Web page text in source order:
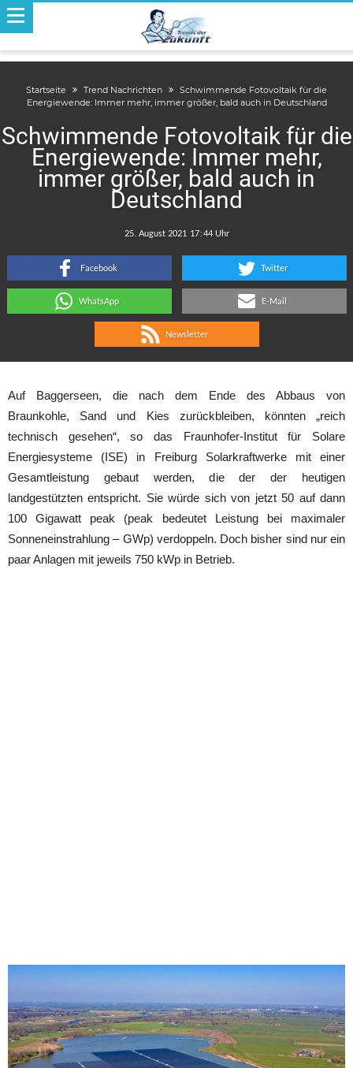
Startseite Trend Nachrichten
Schwimmende Fotovoltaik für die
Energiewende: Immer mehr, immer größer, bald auch in Deutschland
Schwimmende Fotovoltaik für die
Energiewende: Immer mehr,
immer größer, bald auch in
Deutschland
:
Facebook Twitter
WhatsApp E-Mail
Newsletter
Auf Baggerseen, die nach dem Ende des Abbaus von
Braunkohle, Sand und Kies zurückbleiben, könnten „reich
technisch gesehen“, so das Fraunhofer-Institut für Solare
Energiesysteme (ISE) in Freiburg Solarkraftwerke mit einer
Gesamtleistung gebaut werden, die der der heutigen
landgestützten entspricht. Sie würde sich von jetzt 50 auf dann
100 Gigawatt peak (peak bedeutet Leistung bei maximaler
Sonneneinstrahlung – GWp) verdoppeln. Doch bisher sind nur ein
paar Anlagen mit jeweils 750 kWp in Betrieb.